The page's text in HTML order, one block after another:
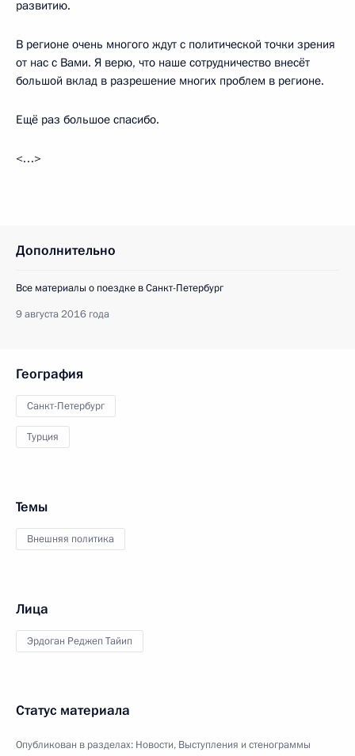
развитию.
В регионе очень многого ждут с политической точки зрения
от нас с Вами. Я верю, что наше сотрудничество внесёт
большой вклад в разрешение многих проблем в регионе.
Ещё раз большое спасибо.
<…>
Дополнительно
Все материалы о поездке в Санкт-Петербург
9 августа 2016 года
География
Санкт-Петербург
Турция
Темы
Внешняя политика
Лица
Эрдоган Реджеп Тайип
Статус материала
Опубликован в разделах: Новости, Выступления и стенограммы